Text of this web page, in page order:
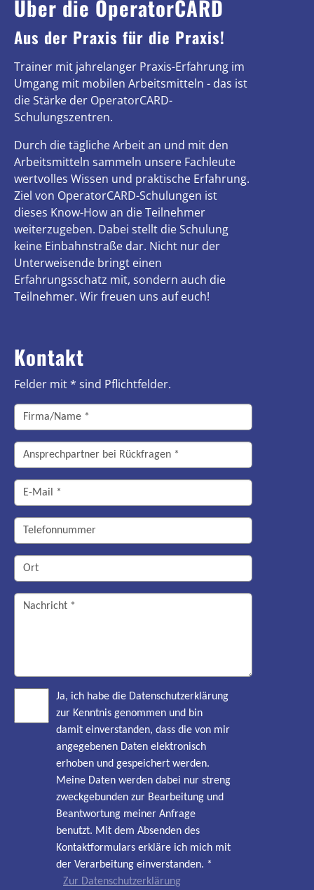
Über die OperatorCARD
Aus der Praxis für die Praxis!
Trainer mit jahrelanger Praxis-Erfahrung im
Umgang mit mobilen Arbeitsmitteln - das ist
die Stärke der OperatorCARD-
Schulungszentren.
Durch die tägliche Arbeit an und mit den
Arbeitsmitteln sammeln unsere Fachleute
wertvolles Wissen und praktische Erfahrung.
Ziel von OperatorCARD-Schulungen ist
dieses Know-How an die Teilnehmer
weiterzugeben. Dabei stellt die Schulung
keine Einbahnstraße dar. Nicht nur der
Unterweisende bringt einen
Erfahrungsschatz mit, sondern auch die
Teilnehmer. Wir freuen uns auf euch!
Kontakt
Felder mit * sind Pflichtfelder.
Ja, ich habe die Datenschutzerklärung
zur Kenntnis genommen und bin
damit einverstanden, dass die von mir
angegebenen Daten elektronisch
erhoben und gespeichert werden.
Meine Daten werden dabei nur streng
zweckgebunden zur Bearbeitung und
Beantwortung meiner Anfrage
benutzt. Mit dem Absenden des
Kontaktformulars erkläre ich mich mit
der Verarbeitung einverstanden. *
Zur Datenschutzerklärung